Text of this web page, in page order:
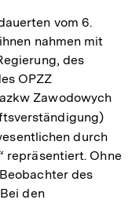
vom 6.
nahmen mit
des
OPZZ
Zawodowych
der
durch
repräsentiert. Ohne
des
den